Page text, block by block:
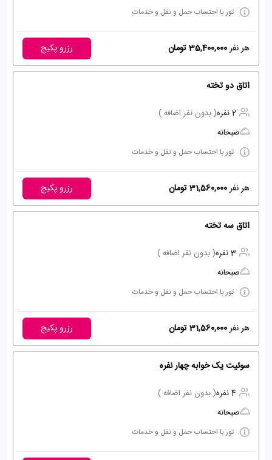
تور با احتساب حمل و نقل و خدمات
هر نفر35,400,000 تومان رزرو پکیج
اتاق دو تخته
2 نفره
( بدون نفر اضافه )
صبحانه
تور با احتساب حمل و نقل و خدمات
هر نفر31,560,000 تومان رزرو پکیج
اتاق سه تخته
3 نفره
( بدون نفر اضافه )
صبحانه
تور با احتساب حمل و نقل و خدمات
هر نفر31,560,000 تومان رزرو پکیج
سوئیت یک خوابه چهار نفره
4 نفره
( بدون نفر اضافه )
صبحانه
تور با احتساب حمل و نقل و خدمات